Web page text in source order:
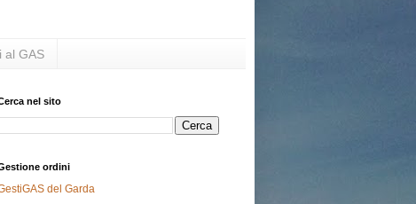
al GAS
nel sito
ordini
del Garda